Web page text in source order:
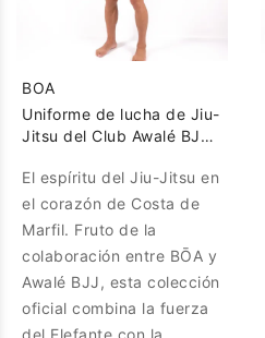
BOA
Uniforme de lucha de Jiu-
Jitsu del Club Awalé BJJ
El espíritu del Jiu-Jitsu en
el corazón de Costa de
Marfil. Fruto de la
colaboración entre BŌA y
Awalé BJJ, esta colección
oficial combina la fuerza
del Elefante con la